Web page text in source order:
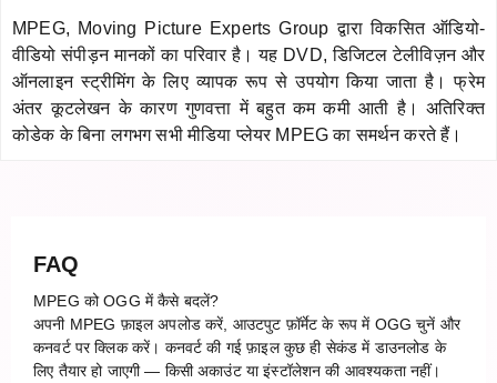
MPEG, Moving Picture Experts Group द्वारा विकसित ऑडियो-
वीडियो संपीड़न मानकों का परिवार है। यह DVD, डिजिटल टेलीविज़न और
ऑनलाइन स्ट्रीमिंग के लिए व्यापक रूप से उपयोग किया जाता है। फ्रेम
अंतर कूटलेखन के कारण गुणवत्ता में बहुत कम कमी आती है। अतिरिक्त
कोडेक के बिना लगभग सभी मीडिया प्लेयर MPEG का समर्थन करते हैं।
FAQ
MPEG को OGG में कैसे बदलें?
अपनी MPEG फ़ाइल अपलोड करें, आउटपुट फ़ॉर्मेट के रूप में OGG चुनें और
कनवर्ट पर क्लिक करें। कनवर्ट की गई फ़ाइल कुछ ही सेकंड में डाउनलोड के
लिए तैयार हो जाएगी — किसी अकाउंट या इंस्टॉलेशन की आवश्यकता नहीं।